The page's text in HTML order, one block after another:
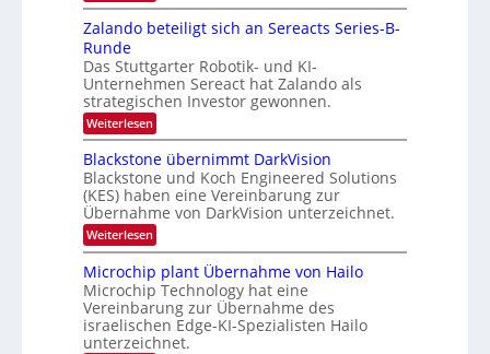
t
o
s
t
a
n
d
a
u
f
d
e
r
L
o
g
H
p
e
r
s
p
e
c
t
r
a
l
N
e
s
‘
I
t
r
n
a
t
i
o
n
a
l
V
i
s
i
o
n
N
i
g
h
Zalando beteiligt sich an Sereacts Series-B-
Runde
Das Stuttgarter Robotik- und KI-
Unternehmen Sereact hat Zalando als
strategischen Investor gewonnen.
Weiterlesen:
Z
l
a
n
d
o
b
e
t
e
i
l
i
Blackstone übernimmt DarkVision
Blackstone und Koch Engineered Solutions
(KES) haben eine Vereinbarung zur
Übernahme von DarkVision unterzeichnet.
Weiterlesen:
B
a
c
k
s
t
Microchip plant Übernahme von Hailo
Microchip Technology hat eine
Vereinbarung zur Übernahme des
israelischen Edge-KI-Spezialisten Hailo
unterzeichnet.